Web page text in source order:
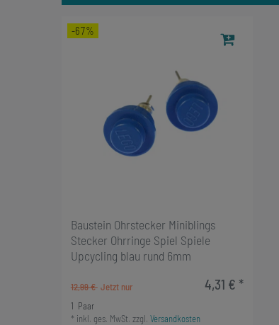
-67%
Baustein Ohrstecker Miniblings
Stecker Ohrringe Spiel Spiele
Upcycling blau rund 6mm
12,99 € 4,31 € *
1 Paar
* inkl. ges. MwSt. zzgl. Versandkosten